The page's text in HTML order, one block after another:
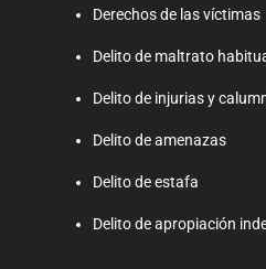
Derechos de las víctimas
Delito de maltrato
Delito de injurias y
Delito de amenazas
Delito de estafa
Delito de apropiación